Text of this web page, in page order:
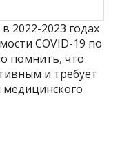
2022-2023 годах
COVID-19 по
помнить, что
и требует
медицинского